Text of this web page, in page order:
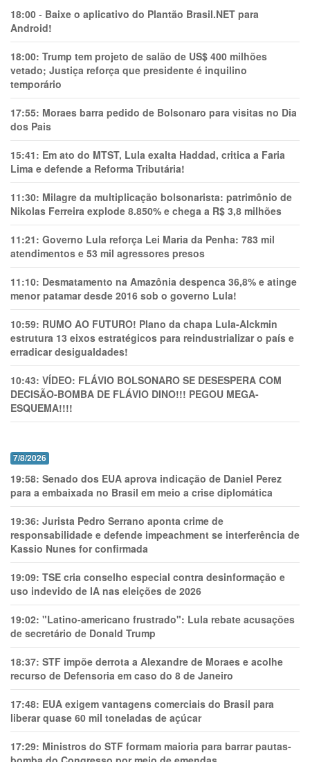
18:00 - Baixe o aplicativo do Plantão Brasil.NET para
Android!
18:00: Trump tem projeto de salão de US$ 400 milhões
vetado; Justiça reforça que presidente é inquilino
temporário
17:55: Moraes barra pedido de Bolsonaro para visitas no Dia
dos Pais
15:41: Em ato do MTST, Lula exalta Haddad, critica a Faria
Lima e defende a Reforma Tributária!
11:30: Milagre da multiplicação bolsonarista: patrimônio de
Nikolas Ferreira explode 8.850% e chega a R$ 3,8 milhões
11:21: Governo Lula reforça Lei Maria da Penha: 783 mil
atendimentos e 53 mil agressores presos
11:10: Desmatamento na Amazônia despenca 36,8% e atinge
menor patamar desde 2016 sob o governo Lula!
10:59: RUMO AO FUTURO! Plano da chapa Lula-Alckmin
estrutura 13 eixos estratégicos para reindustrializar o país e
erradicar desigualdades!
10:43: VÍDEO: FLÁVIO BOLSONARO SE DESESPERA COM
DECISÃO-BOMBA DE FLÁVIO DINO!!! PEGOU MEGA-
ESQUEMA!!!!
7/8/2026
19:58: Senado dos EUA aprova indicação de Daniel Perez
para a embaixada no Brasil em meio a crise diplomática
19:36: Jurista Pedro Serrano aponta crime de
responsabilidade e defende impeachment se interferência de
Kassio Nunes for confirmada
19:09: TSE cria conselho especial contra desinformação e
uso indevido de IA nas eleições de 2026
19:02: "Latino-americano frustrado": Lula rebate acusações
de secretário de Donald Trump
18:37: STF impõe derrota a Alexandre de Moraes e acolhe
recurso de Defensoria em caso do 8 de Janeiro
17:48: EUA exigem vantagens comerciais do Brasil para
liberar quase 60 mil toneladas de açúcar
17:29: Ministros do STF formam maioria para barrar pautas-